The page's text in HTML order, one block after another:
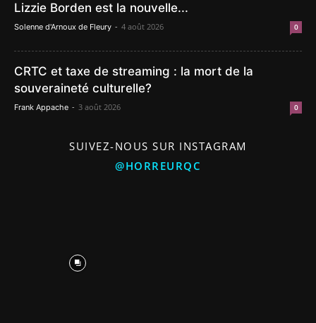
Lizzie Borden est la nouvelle...
Solenne d'Arnoux de Fleury - 4 août 2026 0
CRTC et taxe de streaming : la mort de la
souveraineté culturelle?
Frank Appache - 3 août 2026 0
SUIVEZ-NOUS SUR INSTAGRAM
@HORREURQC